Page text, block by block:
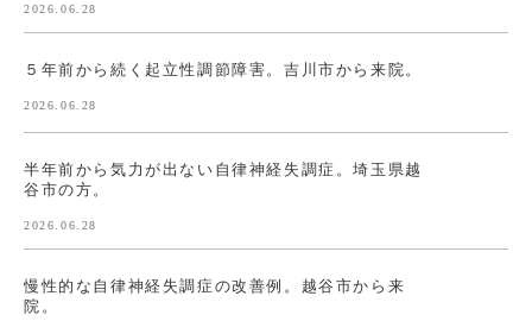
2026.06.28
５年前から続く起立性調節障害。吉川市から来院。
2026.06.28
半年前から気力が出ない自律神経失調症。埼玉県越
谷市の方。
2026.06.28
慢性的な自律神経失調症の改善例。越谷市から来
院。